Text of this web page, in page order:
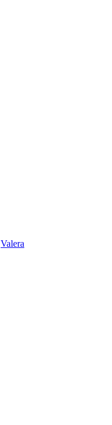
Valera